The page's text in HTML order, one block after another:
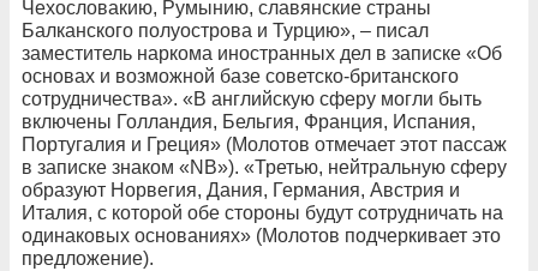
Чехословакию, Румынию, славянские страны
Балканского полуострова и Турцию», – писал
заместитель наркома иностранных дел в записке «Об
основах и возможной базе советско-британского
сотрудничества». «В английскую сферу могли быть
включены Голландия, Бельгия, Франция, Испания,
Португалия и Греция» (Молотов отмечает этот пассаж
в записке знаком «NB»). «Третью, нейтральную сферу
образуют Норвегия, Дания, Германия, Австрия и
Италия, с которой обе стороны будут сотрудничать на
одинаковых основаниях» (Молотов подчеркивает это
предложение).